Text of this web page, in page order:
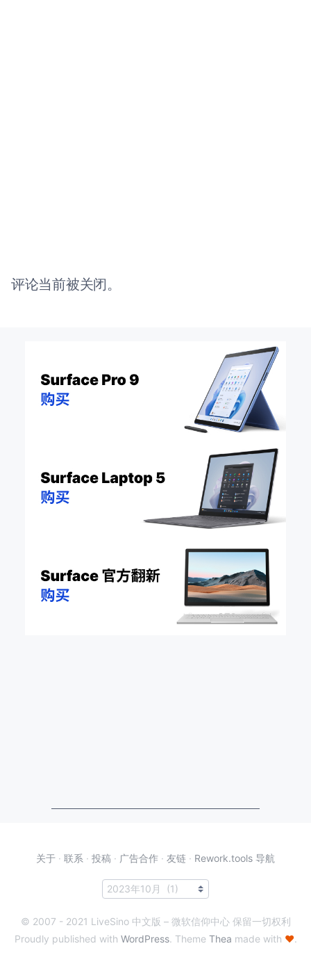
评论当前被关闭。
关于 · 联系 · 投稿 · 广告合作 · 友链 · Rework.tools 导航
© 2007 - 2021 LiveSino 中文版 – 微软信仰中心 保留一切权利
Proudly published with WordPress. Theme Thea made with ♥.